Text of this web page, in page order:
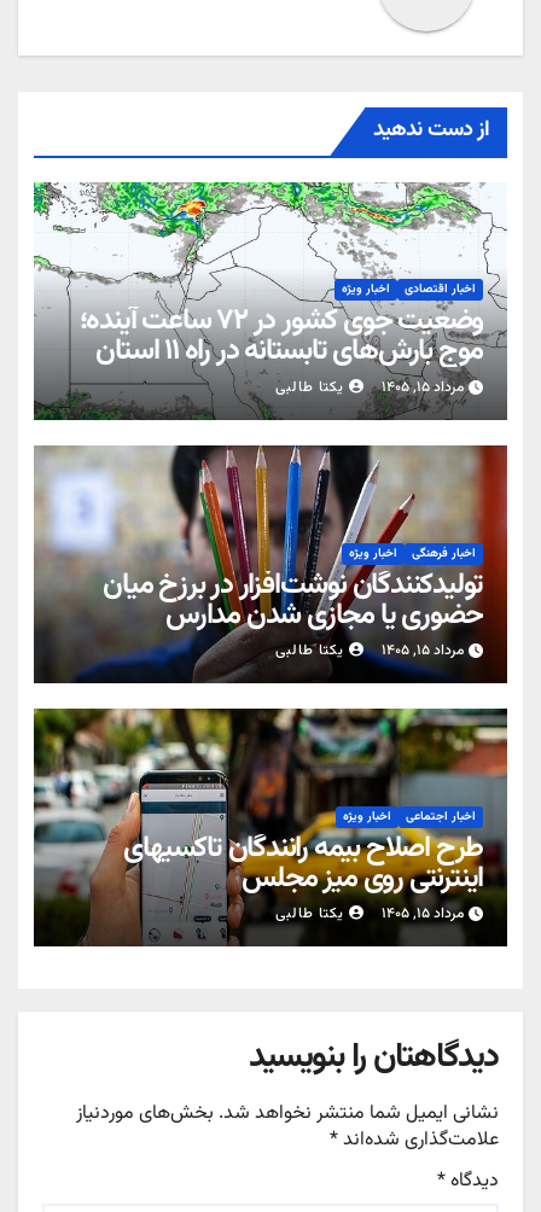
از دست ندهید
اخبار اقتصادی اخبار ویژه
وضعیت جوی کشور در ۷۲ ساعت آینده؛
موج بارش‌های تابستانه در راه ۱۱ استان
مرداد ۱۵, ۱۴۰۵ یکتا طالبی
اخبار فرهنگی اخبار ویژه
تولیدکنندگان نوشت‌افزار در برزخ میان
حضوری یا مجازی شدن مدارس
مرداد ۱۵, ۱۴۰۵ یکتا طالبی
اخبار اجتماعی اخبار ویژه
طرح اصلاح بیمه رانندگان تاکسیهای
اینترنتی روی میز مجلس
مرداد ۱۵, ۱۴۰۵ یکتا طالبی
دیدگاهتان را بنویسید
نشانی ایمیل شما منتشر نخواهد شد. بخش‌های موردنیاز
علامت‌گذاری شده‌اند*
دیدگاه*